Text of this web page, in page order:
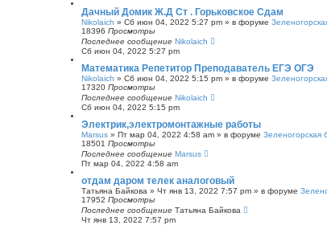
Дачный Домик Ж.Д Ст . Горьковское Сдам
Nikolaich » Сб июн 04, 2022 5:27 pm » в форуме
18396 Просмотры
Последнее сообщение Nikolaich
Сб июн 04, 2022 5:27 pm
Математика Репетитор Преподаватель ЕГЭ ОГЭ
Nikolaich » Сб июн 04, 2022 5:15 pm » в форуме
17320 Просмотры
Последнее сообщение Nikolaich
Сб июн 04, 2022 5:15 pm
Электрик,электромонтажные работы
Marsus » Пт мар 04, 2022 4:58 am » в форуме Зеленогорская
18501 Просмотры
Последнее сообщение Marsus
Пт мар 04, 2022 4:58 am
отдам даром телек аналоговый
Татьяна Байкова » Чт янв 13, 2022 7:57 pm » в форуме
17952 Просмотры
Последнее сообщение Татьяна Байкова
Чт янв 13, 2022 7:57 pm